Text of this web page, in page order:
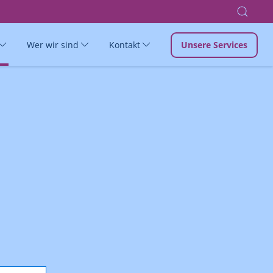
Wer wir sind Kontakt Unsere Services